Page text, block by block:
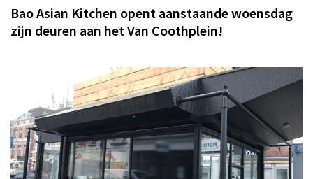
Bao Asian Kitchen opent aanstaande woensdag
zijn deuren aan het Van Coothplein!